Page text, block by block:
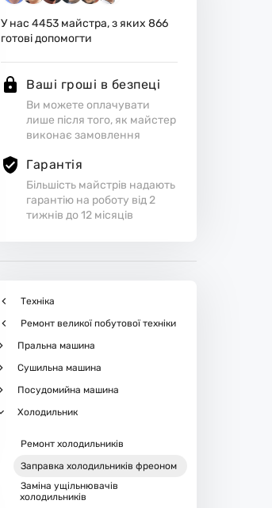
У нас4453 майстра, з яких866
готові допомогти
Ваші гроші в безпеці
Ви можете оплачувати
лише після того, як майстер
виконає замовлення
Гарантія
Більшість майстрів надають
гарантію на роботу від 2
тижнів до 12 місяців
Техніка
Ремонт великої побутової техніки
Пральна машина
Сушильна машина
Посудомийна машина
Холодильник
Ремонт холодильників
Заправка холодильників фреоном
Заміна ущільнювачів
холодильників